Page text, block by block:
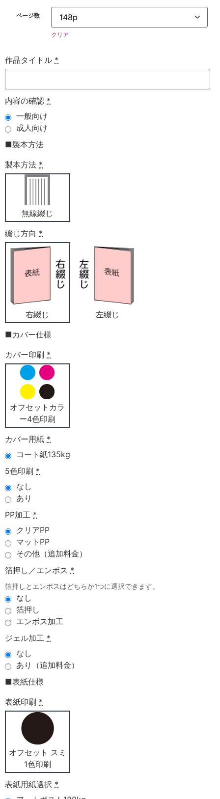
ページ数
クリア
作品タイトル *
内容の確認 *
一般向け
成人向け
■製本方法
製本方法 *
無線綴じ
綴じ方向 *
右綴じ 左綴じ
■カバー仕様
カバー印刷 *
オフセットカラ
ー4色印刷
カバー用紙 *
コート紙135kg
5色印刷 *
なし
あり
PP加工 *
クリアPP
マットPP
その他（追加料金）
箔押し／エンボス *
箔押しとエンボスはどちらか1つに選択できます。
なし
箔押し
エンボス加工
ジェル加工 *
なし
あり（追加料金）
■表紙仕様
表紙印刷 *
オフセット スミ
1色印刷
表紙用紙選択 *